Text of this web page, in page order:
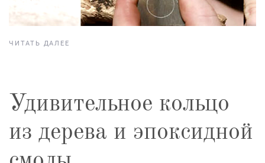
ЧИТАТЬ ДАЛЕЕ
Удивительное кольцо
из дерева и эпоксидной